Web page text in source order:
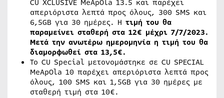
CU XCLUSIVE MeApOla 13.5 και παρέχει
απεριόριστα λεπτά προς όλους, 300 SMS και
6,5GB για 30 ημέρες. Η τιμή του θα
παραμείνει σταθερή στα 12€ μέχρι 7/7/2023.
Μετά την ανωτέρω ημερομηνία η τιμή του θα
διαμορφωθεί στα 13,5€.
Το CU Special μετονομάστηκε σε CU SPECIAL
MeApOla 10 παρέχει απεριόριστα λεπτά προς
όλους, 100 SMS και 1,5GB για 30 ημέρες με
σταθερή τιμή στα 10€.